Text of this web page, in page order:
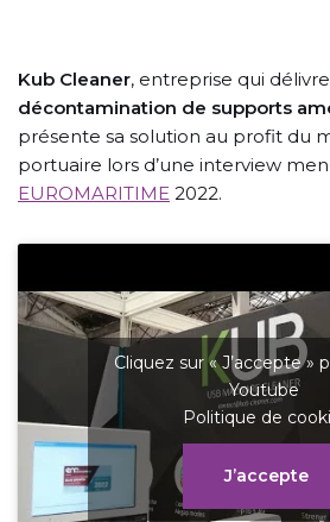
Kub Cleaner, entreprise qui
décontamination de supports
présente sa solution au profit du
portuaire lors d’une interview
EUROMARITIME 2022.
Cliquez sur « J’accepte »
Youtube
Politique de
J’accepte